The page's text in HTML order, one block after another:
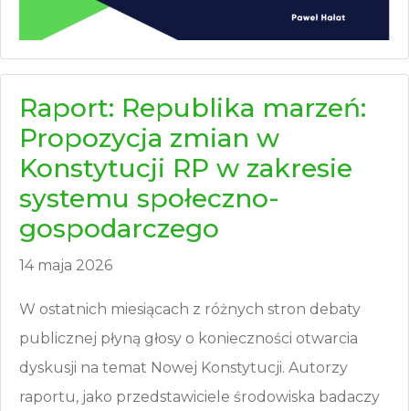
Raport: Republika marzeń:
Propozycja zmian w
Konstytucji RP w zakresie
systemu społeczno-
gospodarczego
14 maja 2026
W ostatnich miesiącach z różnych stron debaty
publicznej płyną głosy o konieczności otwarcia
dyskusji na temat Nowej Konstytucji. Autorzy
raportu, jako przedstawiciele środowiska badaczy